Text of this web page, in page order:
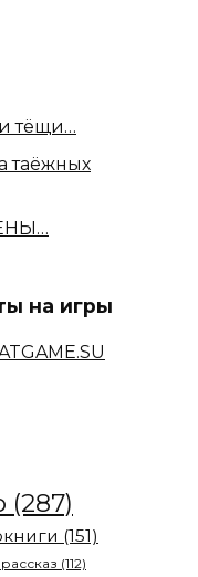
тёщи…
таёжных
на игры
(287)
(151)
(112)